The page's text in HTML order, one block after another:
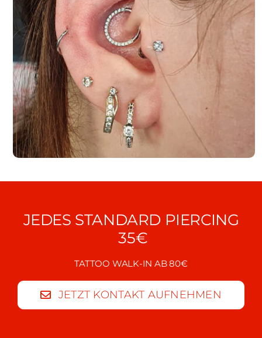
JEDES STANDARD PIERCING
35€
TATTOO WALK-IN AB 80€
JETZT KONTAKT AUFNEHMEN